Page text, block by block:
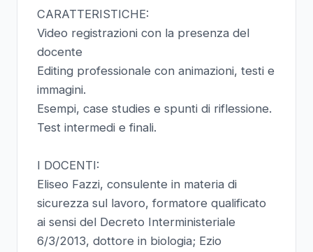
CARATTERISTICHE:
Video registrazioni con la presenza del
docente
Editing professionale con animazioni, testi e
immagini.
Esempi, case studies e spunti di riflessione.
Test intermedi e finali.
I DOCENTI:
Eliseo Fazzi, consulente in materia di
sicurezza sul lavoro, formatore qualificato
ai sensi del Decreto Interministeriale
6/3/2013, dottore in biologia; Ezio